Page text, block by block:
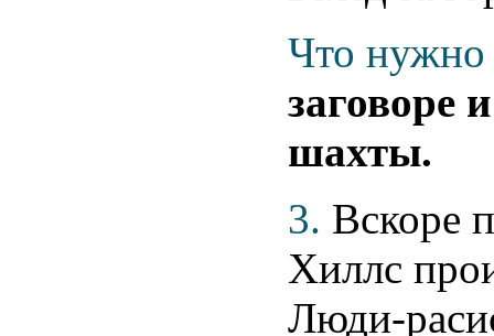
Что нужно
заговоре
шахты.
3. Вскоре
Хиллс
Люди-